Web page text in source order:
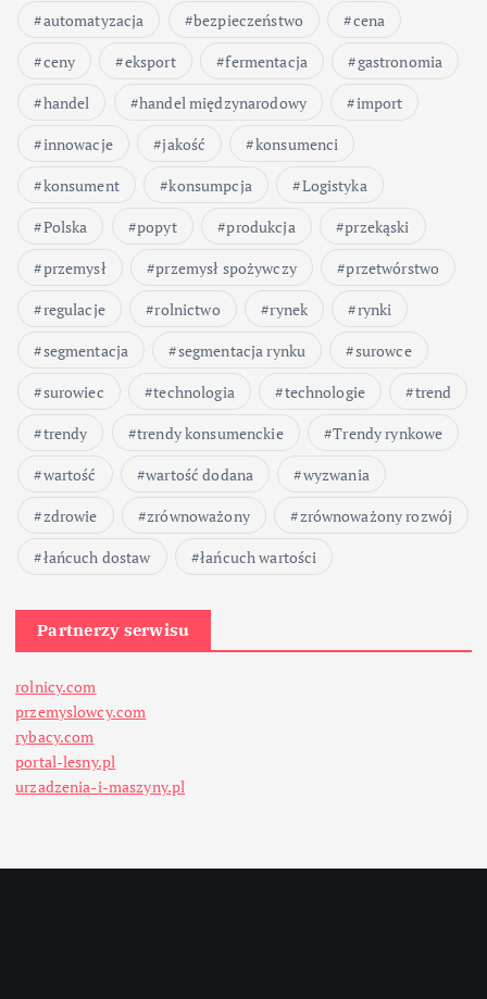
automatyzacja bezpieczeństwo
cena
ceny
eksport fermentacja
gastronomia
handel
handel międzynarodowy
import
innowacje
jakość
konsumenci
konsument
konsumpcja
Logistyka
Polska
popyt produkcja
przekąski
przemysł
przemysł spożywczy
przetwórstwo
regulacje
rolnictwo rynek
rynki
segmentacja
segmentacja rynku
surowce
surowiec
technologia technologie
trend
trendy
trendy konsumenckie
Trendy rynkowe
wartość
wartość dodana
wyzwania
zdrowie
zrównoważony
zrównoważony rozwój
łańcuch dostaw
łańcuch wartości
Partnerzy serwisu
rolnicy.com
przemyslowcy.com
rybacy.com
portal-lesny.pl
urzadzenia-i-maszyny.pl